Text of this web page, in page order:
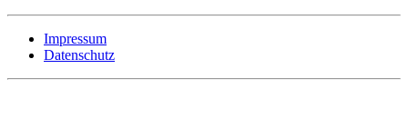
Impressum
Datenschutz